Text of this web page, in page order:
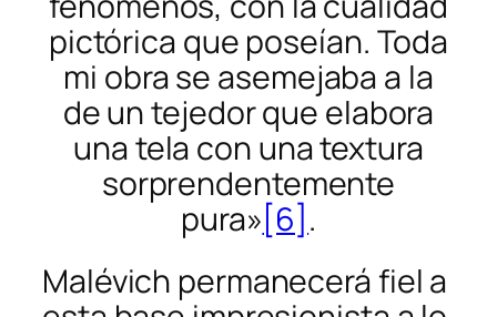
pictórica que poseían. Toda
mi obra se asemejaba a la
de un tejedor que elabora
una tela con una textura
sorprendentemente
pura»[6] .
Malévich permanecerá fiel a